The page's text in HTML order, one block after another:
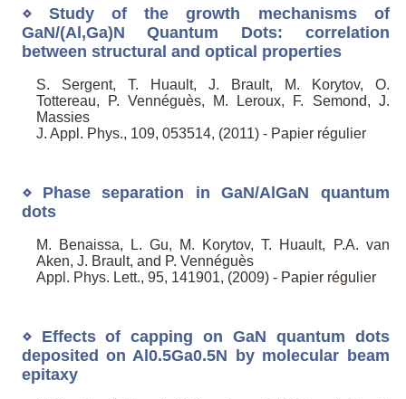
⋄ Study of the growth mechanisms of
GaN/(Al,Ga)N Quantum Dots: correlation
between structural and optical properties
S. Sergent, T. Huault, J. Brault, M. Korytov, O.
Tottereau, P. Vennéguès, M. Leroux, F. Semond, J.
Massies
J. Appl. Phys., 109, 053514, (2011) - Papier régulier
⋄ Phase separation in GaN/AlGaN quantum
dots
M. Benaissa, L. Gu, M. Korytov, T. Huault, P.A. van
Aken, J. Brault, and P. Vennéguès
Appl. Phys. Lett., 95, 141901, (2009) - Papier régulier
⋄ Effects of capping on GaN quantum dots
deposited on Al0.5Ga0.5N by molecular beam
epitaxy